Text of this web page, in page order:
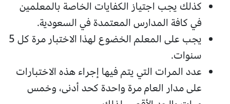
كذلك يجب اجتياز الكفايات الخاصة بالمعلمين
في كافة المدارس المعتمدة في السعودية.
يجب على المعلم الخضوع لهذا الاختبار مرة كل 5
سنوات.
عدد المرات التي يتم فيها إجراء هذه الاختبارات
على مدار العام مرة واحدة كحد أدنى، وخمس